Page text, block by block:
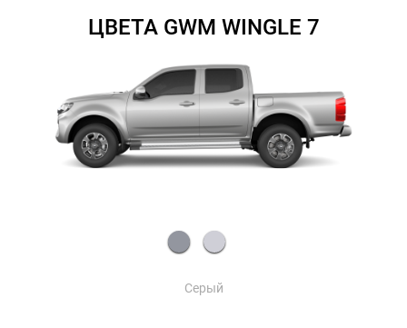
ЦВЕТА GWM WINGLE 7
Серый